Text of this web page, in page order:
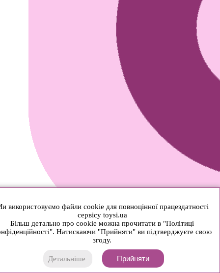
використовуємо файли cookie для повноцінної працездатності
сервісу toysi.ua
Більш детально про cookie можна прочитати в "Політиці
Натискаючи "Прийняти" ви підтверджуєте свою
згоду.
Детальніше Прийняти